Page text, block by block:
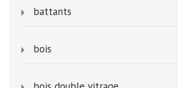
battants
bois